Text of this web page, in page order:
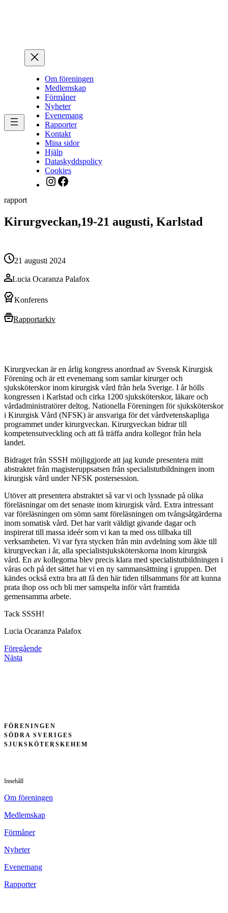
Om föreningen
Medlemskap
Förmåner
Nyheter
Evenemang
Rapporter
Kontakt
Mina sidor
Hjälp
Dataskyddspolicy
Cookies
Instagram
Facebook
rapport
Kirurgveckan,19-21 augusti, Karlstad
21 augusti 2024
Lucia Ocaranza Palafox
Konferens
Rapportarkiv
Kirurgveckan är en årlig kongress anordnad av Svensk Kirurgisk
Förening och är ett evenemang som samlar kirurger och
sjuksköterskor inom kirurgisk vård från hela Sverige. I år hölls
kongressen i Karlstad och cirka 1200 sjuksköterskor, läkare och
vårdadministratörer deltog. Nationella Föreningen för sjuksköterskor
i Kirurgisk Vård (NFSK) är ansvariga för det vårdvetenskapliga
programmet under kirurgveckan. Kirurgveckan bidrar till
kompetensutveckling och att få träffa andra kollegor från hela
landet.
Bidraget från SSSH möjliggjorde att jag kunde presentera mitt
abstraktet från magisteruppsatsen från specialistutbildningen inom
kirurgisk vård under NFSK postersession.
Utöver att presentera abstraktet så var vi och lyssnade på olika
föreläsningar om det senaste inom kirurgisk vård. Extra intressant
var föreläsningen om sömn samt föreläsningen om tvångsåtgärderna
inom somatisk vård. Det har varit väldigt givande dagar och
inspirerat till massa ideér som vi kan ta med oss tillbaka till
verksamheten. Vi var fyra stycken från min avdelning som åkte till
kirurgveckan i år, alla specialistsjuksköterskorna inom kirurgisk
vård. En av kollegorna blev precis klara med specialistutbildningen i
våras och på det sättet har vi en ny sammansättning i gruppen. Det
kändes också extra bra att få den här tiden tillsammans för att kunna
prata ihop oss och bli mer samspelta inför vårt framtida
gemensamma arbete.
Tack SSSH!
Lucia Ocaranza Palafox
Föregående
Nästa
FÖRENINGEN
SÖDRA SVERIGES
SJUKSKÖTERSKEHEM
Innehåll
Om föreningen
Medlemskap
Förmåner
Nyheter
Evenemang
Rapporter